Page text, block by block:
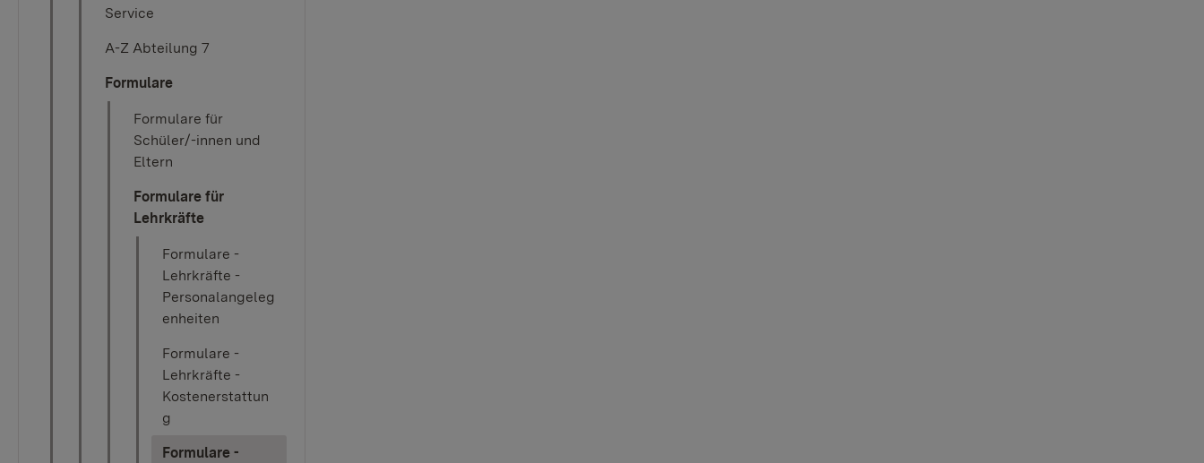
Service
A-Z Abteilung 7
Formulare
Formulare für
Schüler/-innen und
Eltern
Formulare für
Lehrkräfte
Formulare -
Lehrkräfte -
Personalangeleg
enheiten
Formulare -
Lehrkräfte -
Kostenerstattun
g
Formulare -